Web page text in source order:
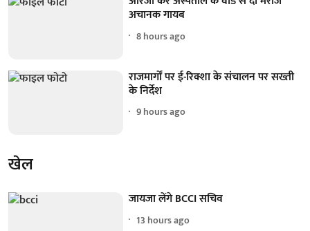
अचानक गायब
8 hours ago
राजमार्गों पर ई-रिक्शा के संचालन पर सख्ती
के निर्देश
9 hours ago
खेल
जायजा लेंगे BCCI सचिव
13 hours ago